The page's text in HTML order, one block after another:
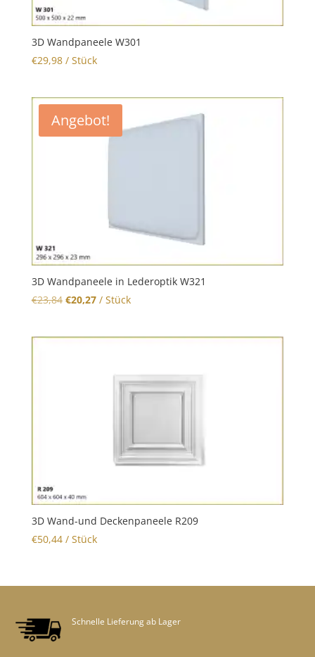
3D Wandpaneele W301
€29,98/ Stück
Angebot!
3D Wandpaneele in Lederoptik W321
€23,84 Original
€20,27Current
/ Stück
3D Wand-und Deckenpaneele R209
€50,44/ Stück
Schnelle Lieferung ab Lager